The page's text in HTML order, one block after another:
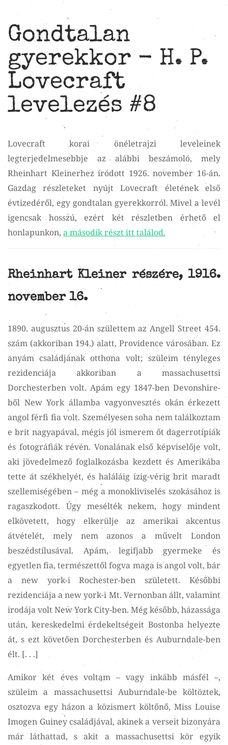
Gondtalan
gyerekkor - H. P.
Lovecraft
levelezés #8
Lovecraft korai önéletrajzi leveleinek
legterjedelmesebbje az alábbi beszámoló, mely
Rheinhart Kleinerhez íródott 1926. november 16-án.
Gazdag részleteket nyújt Lovecraft életének első
évtizedéről, egy gondtalan gyerekkorról. Mivel a levél
igencsak hosszú, ezért két részletben érhető el
honlapunkon, a második részt itt találod.
Rheinhart Kleiner részére, 1916.
november 16.
1890. augusztus 20-án születtem az Angell Street 454.
szám (akkoriban 194.) alatt, Providence városában. Ez
anyám családjának otthona volt; szüleim tényleges
rezidenciája akkoriban a massachusettsi
Dorchesterben volt. Apám egy 1847-ben Devonshire-
ből New York államba vagyonvesztés okán érkezett
angol férfi fia volt. Személyesen soha nem találkoztam
e brit nagyapával, mégis jól ismerem őt dagerrotípiák
és fotográfiák révén. Vonalának első képviselője volt,
aki jövedelmező foglalkozásba kezdett és Amerikába
tette át székhelyét, és haláláig ízig-vérig brit maradt
szellemiségében – még a monokliviselés szokásához is
ragaszkodott. Úgy mesélték nekem, hogy mindent
elkövetett, hogy elkerülje az amerikai akcentus
átvételét, mely nem azonos a művelt London
beszédstílusával. Apám, legifjabb gyermeke és
egyetlen fia, természettől fogva maga is angol volt, bár
a new york-i Rochester-ben született. Későbbi
rezidenciája a new york-i Mt. Vernonban állt, valamint
irodája volt New York City-ben. Még később, házassága
után, kereskedelmi érdekeltségeit Bostonba helyezte
át, s ezt követően Dorchesterben és Auburndale-ben
élt. [. . .]
Amikor két éves voltam – vagy inkább másfél –,
szüleim a massachusettsi Auburndale-be költöztek,
osztozva egy házon a közismert költőnő, Miss Louise
Imogen Guiney családjával, akinek a verseit bizonyára
már láthattad, s akit a massachusettsi kör egyik